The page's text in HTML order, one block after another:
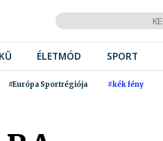
ÉLETMÓD SPORT
#Európa Sportrégiója #kék fény